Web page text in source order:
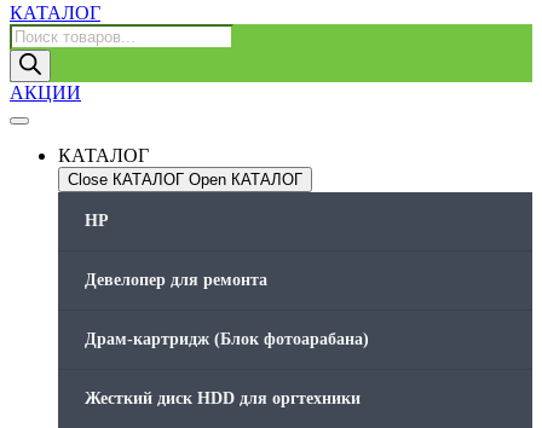
КАТАЛОГ
Поиск
товаров
АКЦИИ
КАТАЛОГ
Close КАТАЛОГ Open КАТАЛОГ
HP
Девелопер для ремонта
Драм-картридж (Блок фотоарабана)
Жесткий диск HDD для оргтехники